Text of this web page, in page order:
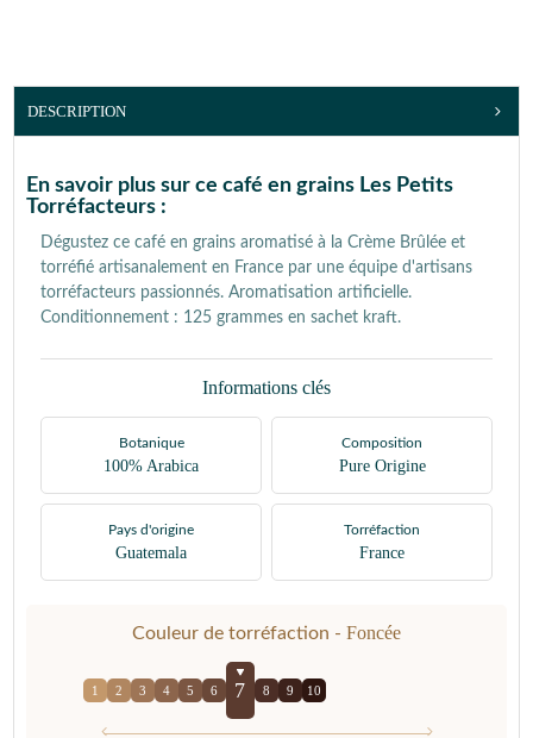
DESCRIPTION
En savoir plus sur ce café en grains Les Petits
Torréfacteurs :
Dégustez ce café en grains aromatisé à la Crème Brûlée et
torréfié artisanalement en France par une équipe d'artisans
torréfacteurs passionnés. Aromatisation artificielle.
Conditionnement : 125 grammes en sachet kraft.
Informations clés
Botanique
100% Arabica
Composition
Pure Origine
Pays d'origine
Guatemala
Torréfaction
France
Couleur de torréfaction - Foncée
1 2 3 4 5 6 7 8 9 10